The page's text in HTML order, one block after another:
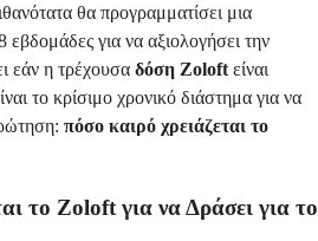
θα προγραμματίσει μια
για να αξιολογήσει την
εάν η τρέχουσα δόση Zoloft είναι
το κρίσιμο χρονικό διάστημα για να
πόσο καιρό χρειάζεται το
το Zoloft για να Δράσει για το